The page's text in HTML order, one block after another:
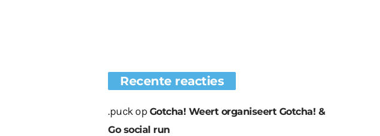
Recente reacties
.puckop Gotcha! Weert organiseert Gotcha! &
Go social run